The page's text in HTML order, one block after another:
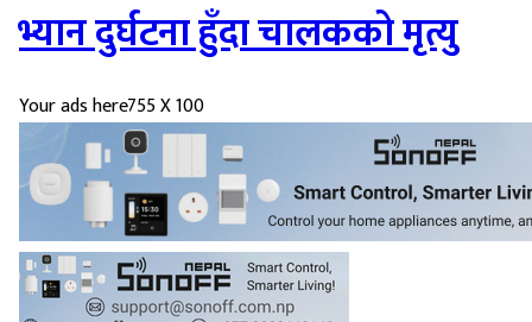
भ्यान दुर्घटना हुँदा चालकको मृत्यु
Your ads here755 X 100